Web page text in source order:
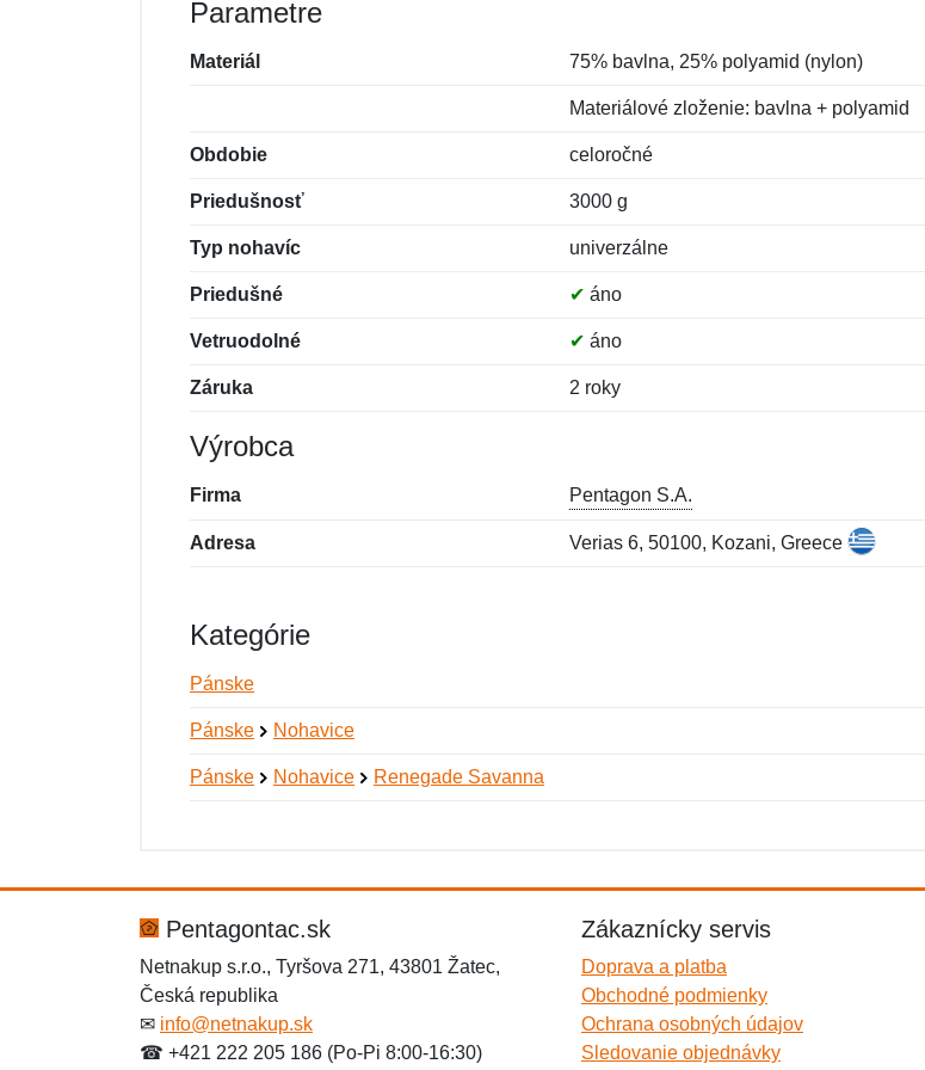
Parametre
Materiál 75% bavlna, 25% polyamid (nylon)
Materiálové zloženie: bavlna + polyamid
Obdobie celoročné
Priedušnosť 3000 g
Typ nohavíc univerzálne
Priedušné ✔ áno
Vetruodolné ✔ áno
Záruka 2 roky
Výrobca
Firma Pentagon S.A.
Adresa Verias 6, 50100, Kozani, Greece
Kategórie
Pánske
Pánske Nohavice
Pánske Nohavice Renegade Savanna
Správa*
Správa*
Pentagontac.sk
Netnakup s.r.o., Tyršova 271, 43801 Žatec,
Česká republika
✉ info@netnakup.sk
☎ +421 222 205 186 (Po-Pi 8:00-16:30)
Zákaznícky servis
Doprava a platba
Obchodné podmienky
Ochrana osobných údajov
Sledovanie objednávky